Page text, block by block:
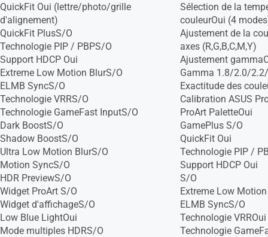
QuickFit Oui (lettre/photo/grille
d'alignement)
QuickFit PlusS/O
Technologie PIP / PBPS/O
Support HDCP Oui
Extreme Low Motion BlurS/O
ELMB SyncS/O
Technologie VRRS/O
Technologie GameFast InputS/O
Dark BoostS/O
Shadow BoostS/O
Ultra Low Motion BlurS/O
Motion SyncS/O
HDR PreviewS/O
Widget ProArt S/O
Widget d'affichageS/O
Low Blue LightOui
Mode multiples HDRS/O
Sélection de la
couleurOui (4
Ajustement de la
axes (R,G,B,C,M,Y)
Ajustement
Gamma 1.8/2.0/
Exactitude des
Calibration ASUS
ProArt PaletteOui
GamePlus S/O
QuickFit Oui
Technologie PIP /
Support HDCP Oui
S/O
Extreme Low
ELMB SyncS/O
Technologie
Technologie